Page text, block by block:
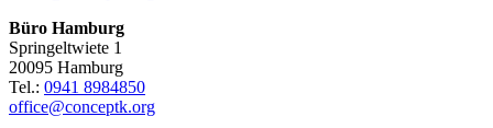
Büro Hamburg
Springeltwiete 1
20095 Hamburg
Tel.: 0941 8984850
office@conceptk.org